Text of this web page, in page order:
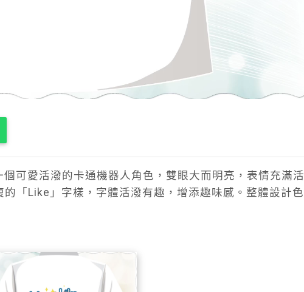
可愛活潑的卡通機器人角色，雙眼大而明亮，表情充滿活
「Like」字樣，字體活潑有趣，增添趣味感。整體設計色